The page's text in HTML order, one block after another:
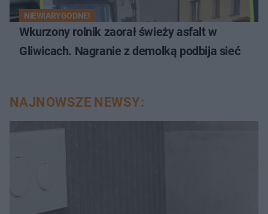
NIEWIARYGODNE!
Wkurzony rolnik zaorał świeży asfalt w
Gliwicach. Nagranie z demolką podbija sieć
NAJNOWSZE NEWSY: